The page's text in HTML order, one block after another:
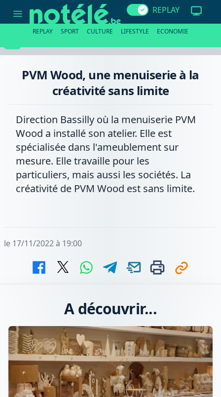
Wood,
créativité
REPLAY
REPLAY SPORT CULTURE LIFESTYLE ECONOMIE
PVM Wood, une menuiserie à la
créativité sans limite
Direction Bassilly où la menuiserie PVM
Wood a installé son atelier. Elle est
spécialisée dans l'ameublement sur
mesure. Elle travaille pour les
particuliers, mais aussi les sociétés. La
créativité de PVM Wood est sans limite.
le 17/11/2022 à 19:00
A découvrir...